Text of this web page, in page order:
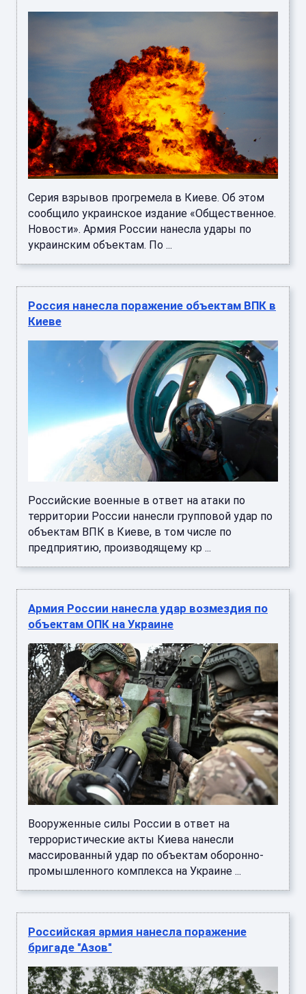
Серия взрывов прогремела в Киеве. Об этом
сообщило украинское издание «Общественное.
Новости». Армия России нанесла удары по
украинским объектам. По ...
Россия нанесла поражение объектам ВПК в
Киеве
Российские военные в ответ на атаки по
территории России нанесли групповой удар по
объектам ВПК в Киеве, в том числе по
предприятию, производящему кр ...
Армия России нанесла удар возмездия по
объектам ОПК на Украине
Вооруженные силы России в ответ на
террористические акты Киева нанесли
массированный удар по объектам оборонно-
промышленного комплекса на Украине ...
Российская армия нанесла поражение
бригаде "Азов"